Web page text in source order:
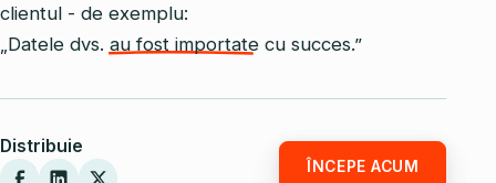
clientul - de exemplu:
„Datele dvs. au fost importate cu succes.”
Distribuie
ÎNCEPE ACUM